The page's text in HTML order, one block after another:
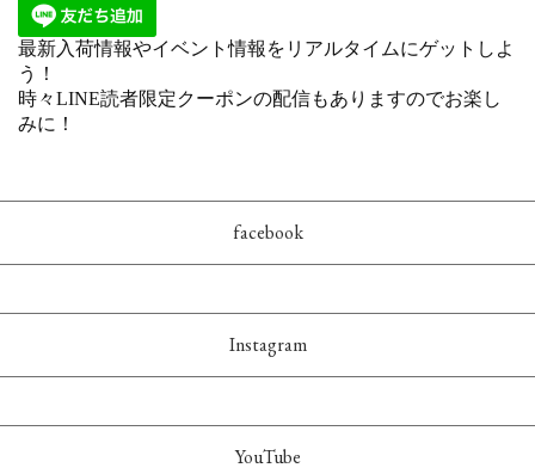
facebook
Instagram
YouTube